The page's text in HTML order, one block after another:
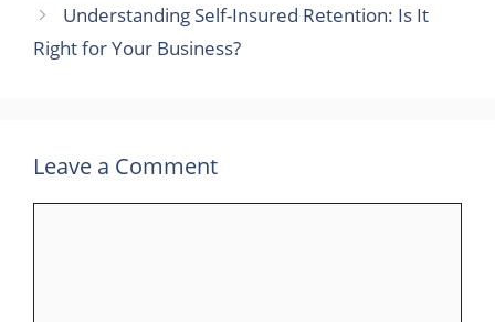
Understanding Self-Insured Retention: Is It
Right for Your Business?
Leave a Comment